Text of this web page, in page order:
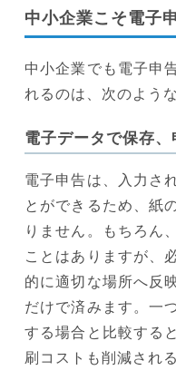
中小企業こそ電子
中小企業でも電子申
れるのは、次のよう
電子データで保存、
電子申告は、入力さ
とができるため、紙
りません。もちろん
ことはありますが、
的に適切な場所へ反
だけで済みます。一
する場合と比較する
刷コストも削減され